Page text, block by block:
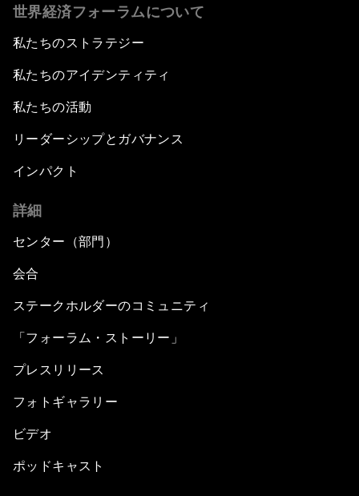
世界経済フォーラムについて
私たちのストラテジー
私たちのアイデンティティ
私たちの活動
リーダーシップとガバナンス
インパクト
詳細
センター（部門）
会合
ステークホルダーのコミュニティ
「フォーラム・ストーリー」
プレスリリース
フォトギャラリー
ビデオ
ポッドキャスト